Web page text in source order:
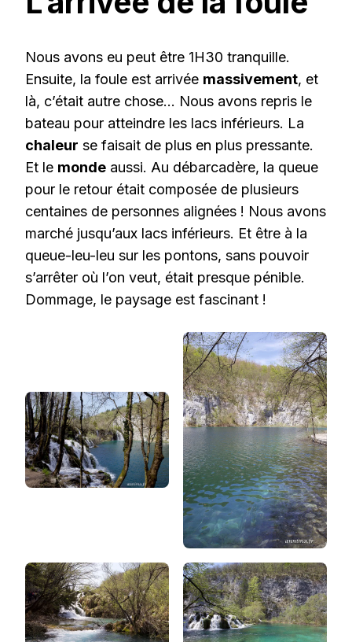
Nous avons eu peut être 1H30 tranquille.
Ensuite, la foule est arrivée massivement, et
là, c’était autre chose… Nous avons repris le
bateau pour atteindre les lacs inférieurs. La
chaleur se faisait de plus en plus pressante.
Et le monde aussi. Au débarcadère, la queue
pour le retour était composée de plusieurs
centaines de personnes alignées ! Nous avons
marché jusqu’aux lacs inférieurs. Et être à la
queue-leu-leu sur les pontons, sans pouvoir
s’arrêter où l’on veut, était presque pénible.
Dommage, le paysage est fascinant !